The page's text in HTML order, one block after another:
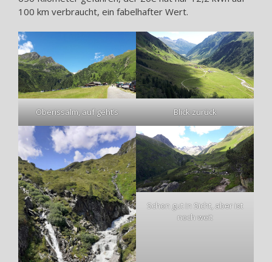
100 km verbraucht, ein fabelhafter Wert.
Oberissalm, auf geht’s Blick zurück
Schon gut in Sicht, aber ist
noch weit